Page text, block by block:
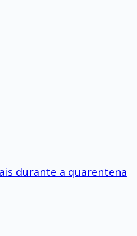
durante a quarentena